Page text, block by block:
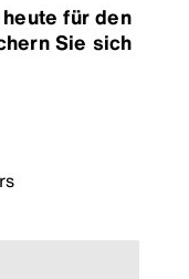
für den
Sie sich